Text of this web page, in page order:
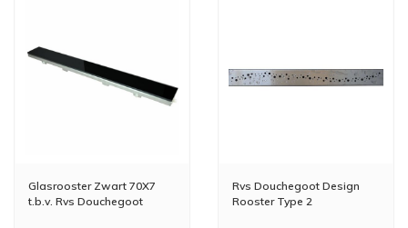
Glasrooster Zwart 70X7
t.b.v. Rvs Douchegoot
Rvs Douchegoot Design
Rooster Type 2